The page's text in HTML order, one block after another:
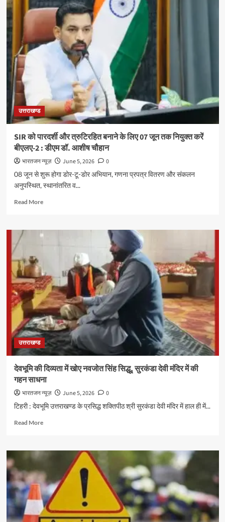
को
लेकर
निर्वाचन
आयोग
की
जून
घर-
घर
जाकर
गणना
फार्म
बांटेंगे
BLO
उत्तराखण्ड
SIR को पारदर्शी और त्रुटिरहित बनाने के लिए 07 जून तक नियुक्त करें
बीएलए-2 : डीएम डॉ. आशीष चौहान
भारतजन न्यूज़ June 5, 2026
0
08 जून से शुरू होगा डोर-टू-डोर अभियान, गणना प्रपत्र वितरण और संकलन
अनुपस्थित, स्थानांतरित व...
Read MoreRead
SIR
को
बनाने
के
लिए
07
जून
तक
नियुक्त
करें
बीएलए-2
डीएम
डॉ.
आशीष
चौहान
उत्तराखण्ड
देवभूमि की दिव्यता में खोए नवजोत सिंह सिद्धू, सुरकंडा देवी मंदिर में की
गहन साधना
भारतजन न्यूज़ June 5, 2026
0
टिहरी : देवभूमि उत्तराखण्ड के प्रसिद्ध शक्तिपीठ श्री सुरकंडा देवी मंदिर में हाल ही में...
Read MoreRead
देवभूमि
खोए
नवजोत
सिंह
सिद्धू,